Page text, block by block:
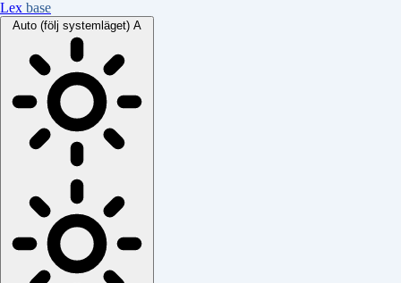
Lex base
Auto (följ systemläget) A